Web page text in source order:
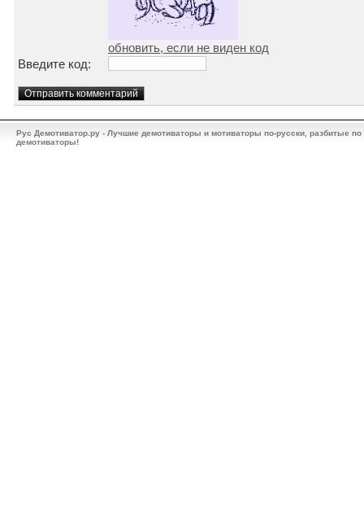
обновить, если не виден код
Введите код:
Рус Демотиватор.ру - Лучшие демотиваторы и мотиваторы по-русски, разбитые
демотиваторы!